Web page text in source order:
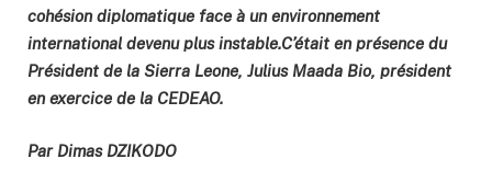
cohésion diplomatique face à un environnement
international devenu plus instable.C’était en présence du
Président de la Sierra Leone, Julius Maada Bio, président
en exercice de la CEDEAO.
Par Dimas DZIKODO